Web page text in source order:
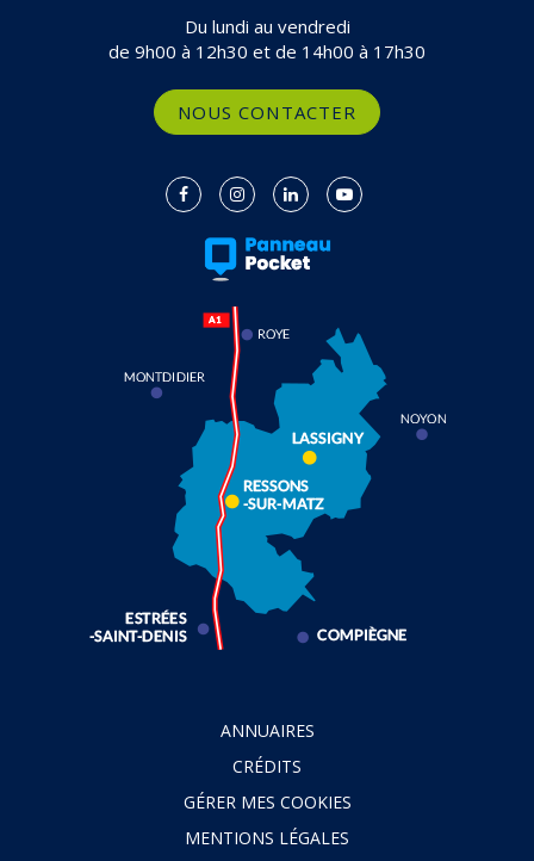
Du lundi au vendredi
de 9h00 à 12h30 et de 14h00 à 17h30
NOUS CONTACTER
Lien
compte
Lien
le
compte
Lien
le
compte
Lien
ANNUAIRES
CRÉDITS
GÉRER MES COOKIES
MENTIONS LÉGALES